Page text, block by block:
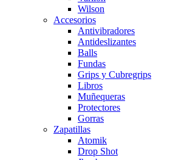
Wilson
Accesorios
Antivibradores
Antideslizantes
Balls
Fundas
Grips y Cubregrips
Libros
Muñequeras
Protectores
Gorras
Zapatillas
Atomik
Drop Shot